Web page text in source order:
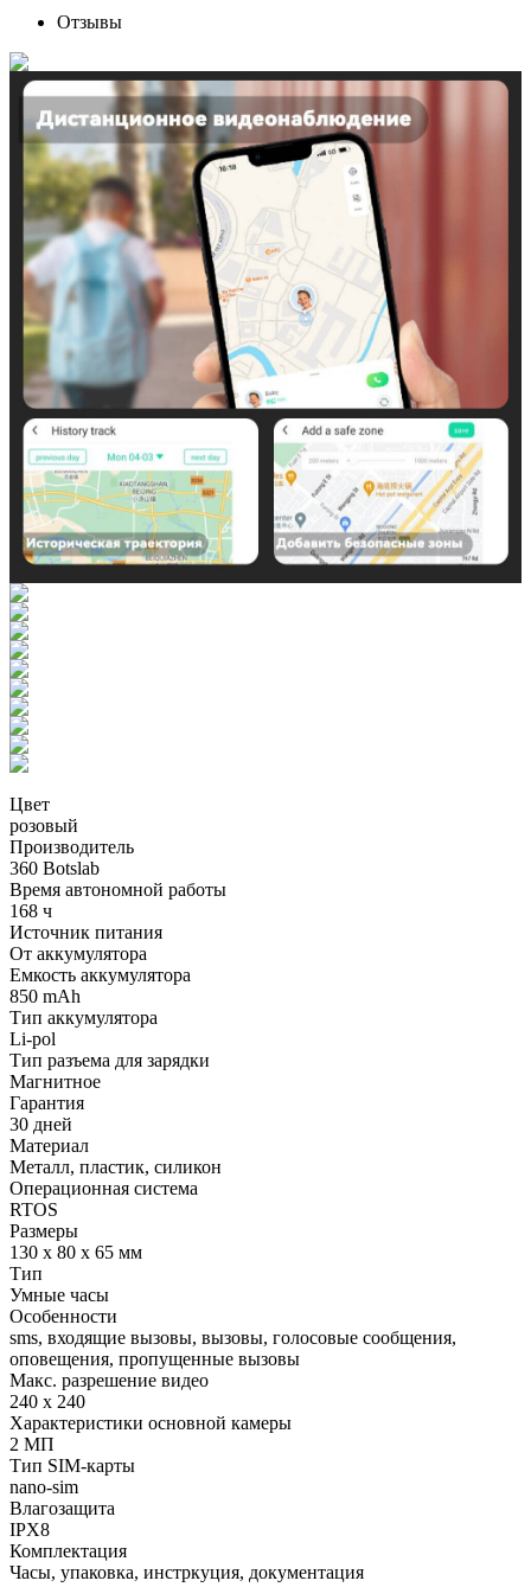
Отзывы
Цвет
розовый
Производитель
360 Botslab
Время автономной работы
168 ч
Источник питания
От аккумулятора
Емкость аккумулятора
850 mAh
Тип аккумулятора
Li-pol
Тип разъема для зарядки
Магнитное
Гарантия
30 дней
Материал
Металл, пластик, силикон
Операционная система
RTOS
Размеры
130 х 80 х 65 мм
Тип
Умные часы
Особенности
sms, входящие вызовы, вызовы, голосовые сообщения,
оповещения, пропущенные вызовы
Макс. разрешение видео
240 х 240
Характеристики основной камеры
2 МП
Тип SIM-карты
nano-sim
Влагозащита
IPX8
Комплектация
Часы, упаковка, инстркуция, документация